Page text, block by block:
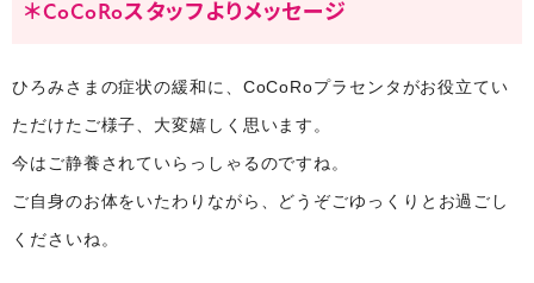
＊CoCoRoスタッフよりメッセージ
ひろみさまの症状の緩和に、CoCoRoプラセンタがお役立てい
ただけたご様子、大変嬉しく思います。
今はご静養されていらっしゃるのですね。
ご自身のお体をいたわりながら、どうぞごゆっくりとお過ごし
くださいね。